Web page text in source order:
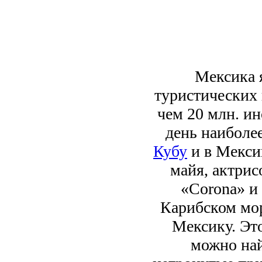
Мексика
чем 20 млн.
день
Кубу и в
майя,
«Corona»
Карибском
Мексику.
можно